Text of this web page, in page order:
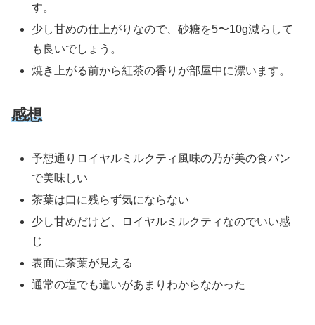
す。
少し甘めの仕上がりなので、砂糖を5〜10g減らして
も良いでしょう。
焼き上がる前から紅茶の香りが部屋中に漂います。
感想
予想通りロイヤルミルクティ風味の乃が美の食パン
で美味しい
茶葉は口に残らず気にならない
少し甘めだけど、ロイヤルミルクティなのでいい感
じ
表面に茶葉が見える
通常の塩でも違いがあまりわからなかった